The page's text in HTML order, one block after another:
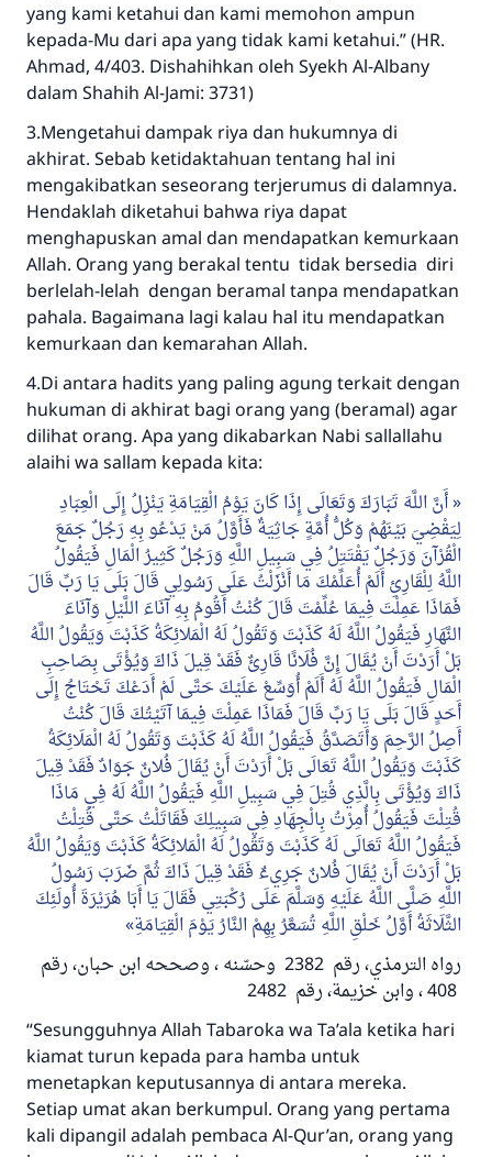
yang kami ketahui dan kami memohon ampun
kepada-Mu dari apa yang tidak kami ketahui.” (HR.
Ahmad, 4/403. Dishahihkan oleh Syekh Al-Albany
dalam Shahih Al-Jami: 3731)
3.Mengetahui dampak riya dan hukumnya di
akhirat. Sebab ketidaktahuan tentang hal ini
mengakibatkan seseorang terjerumus di dalamnya.
Hendaklah diketahui bahwa riya dapat
menghapuskan amal dan mendapatkan kemurkaan
Allah. Orang yang berakal tentu tidak bersedia diri
berlelah-lelah dengan beramal tanpa mendapatkan
pahala. Bagaimana lagi kalau hal itu mendapatkan
kemurkaan dan kemarahan Allah.
4.Di antara hadits yang paling agung terkait dengan
hukuman di akhirat bagi orang yang (beramal) agar
dilihat orang. Apa yang dikabarkan Nabi sallallahu
alaihi wa sallam kepada kita:
أَنَّ اللَّهَ تَبَارَكَ وَتَعَالَى إِذَا كَانَ يَوْمُ الْقِيَامَةِ يَنْزِلُ إِلَى الْعِبَادِ
لِيَقْضِيَ بَيْنَهُمْ وَكُلُّ أُمَّةٍ جَاثِيَةٌ فَأَوَّلُ مَنْ يَدْعُو بِهِ رَجُلٌ جَمَعَ
الْقُرْآنَ وَرَجُلٌ يَقْتَتِلُ فِي سَبِيلِ اللَّهِ وَرَجُلٌ كَثِيرُ الْمَالِ فَيَقُولُ
اللَّهُ لِلْقَارِئِ أَلَمْ أُعَلِّمْكَ مَا أَنْزَلْتُ عَلَى رَسُولِي قَالَ بَلَى يَا رَبِّ قَالَ
فَمَاذَا عَمِلْتَ فِيمَا عُلِّمْتَ قَالَ كُنْتُ أَقُومُ بِهِ آنَاءَ اللَّيْلِ وَآنَاءَ
النَّهَارِ فَيَقُولُ اللَّهُ لَهُ كَذَبْتَ وَتَقُولُ لَهُ الْمَلائِكَةُ كَذَبْتَ وَيَقُولُ اللَّهُ
بَلْ أَرَدْتَ أَنْ يُقَالَ إِنَّ فُلَانًا قَارِئٌ فَقَدْ قِيلَ ذَاكَ وَيُؤْتَى بِصَاحِبِ
الْمَالِ فَيَقُولُ اللَّهُ لَهُ أَلَمْ أُوَسِّعْ عَلَيْكَ حَتَّى لَمْ أَدَعْكَ تَحْتَاجُ إِلَى
أَحَدٍ قَالَ بَلَى يَا رَبِّ قَالَ فَمَاذَا عَمِلْتَ فِيمَا آتَيْتُكَ قَالَ كُنْتُ
أَصِلُ الرَّحِمَ وَأَتَصَدَّقُ فَيَقُولُ اللَّهُ لَهُ كَذَبْتَ وَتَقُولُ لَهُ الْمَلَائِكَةُ
كَذَبْتَ وَيَقُولُ اللَّهُ تَعَالَى بَلْ أَرَدْتَ أَنْ يُقَالَ فُلانٌ جَوَادٌ فَقَدْ قِيلَ
ذَاكَ وَيُؤْتَى بِالَّذِي قُتِلَ فِي سَبِيلِ اللَّهِ فَيَقُولُ اللَّهُ لَهُ فِي مَاذَا
قُتِلْتَ فَيَقُولُ أُمِرْتُ بِالْجِهَادِ فِي سَبِيلِكَ فَقَاتَلْتُ حَتَّى قُتِلْتُ
فَيَقُولُ اللَّهُ تَعَالَى لَهُ كَذَبْتَ وَتَقُولُ لَهُ الْمَلائِكَةُ كَذَبْتَ وَيَقُولُ اللَّهُ
بَلْ أَرَدْتَ أَنْ يُقَالَ فُلانٌ جَرِيءٌ فَقَدْ قِيلَ ذَاكَ ثُمَّ ضَرَبَ رَسُولُ
اللَّهِ صَلَّى اللَّهُ عَلَيْهِ وَسَلَّمَ عَلَى رُكْبَتِي فَقَالَ يَا أَبَا هُرَيْرَةَ أُولَئِكَ
الثَّلَاثَةُ أَوَّلُ خَلْقِ اللَّهِ تُسَعَّرُ بِهِمْ النَّارُ يَوْمَ الْقِيَامَةِ
رواه الترمذي، رقم 2382 وحسّنه ، وصححه ابن حبان، رقم
“Sesungguhnya Allah Tabaroka wa Ta’ala ketika hari
kiamat turun kepada para hamba untuk
menetapkan keputusannya di antara mereka.
Setiap umat akan berkumpul. Orang yang pertama
kali dipangil adalah pembaca Al-Qur’an, orang yang